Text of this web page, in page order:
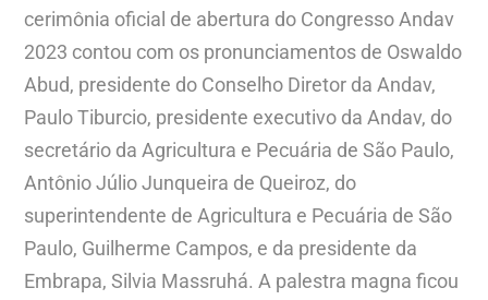
cerimônia oficial de abertura do Congresso Andav
2023 contou com os pronunciamentos de Oswaldo
Abud, presidente do Conselho Diretor da Andav,
Paulo Tiburcio, presidente executivo da Andav, do
secretário da Agricultura e Pecuária de São Paulo,
Antônio Júlio Junqueira de Queiroz, do
superintendente de Agricultura e Pecuária de São
Paulo, Guilherme Campos, e da presidente da
Embrapa, Silvia Massruhá. A palestra magna ficou